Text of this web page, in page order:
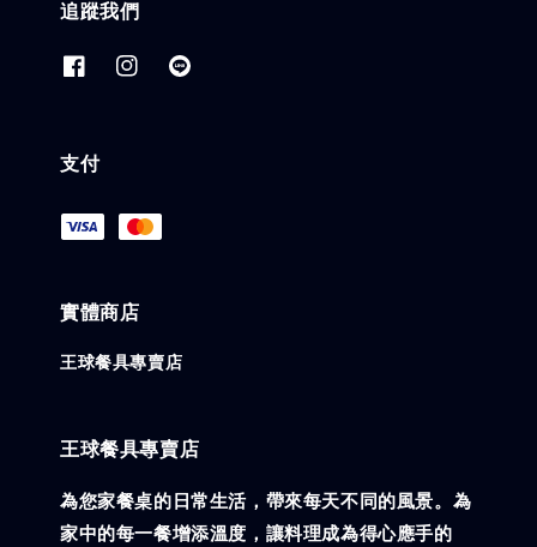
追蹤我們
支付
實體商店
王球餐具專賣店
王球餐具專賣店
為您家餐桌的日常生活，帶來每天不同的風景。為
家中的每一餐增添溫度，讓料理成為得心應手的